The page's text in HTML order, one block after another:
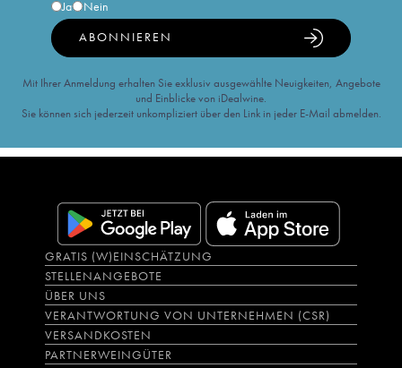
Ja
Nein
ABONNIEREN
Mit Ihrer Anmeldung erhalten Sie exklusiv ausgewählte Neuigkeiten, Angebote
und Einblicke von iDealwine.
Sie können sich jederzeit unkompliziert über den Link in jeder E-Mail abmelden.
GRATIS (W)EINSCHÄTZUNG
STELLENANGEBOTE
ÜBER UNS
VERANTWORTUNG VON UNTERNEHMEN (CSR)
VERSANDKOSTEN
PARTNERWEINGÜTER